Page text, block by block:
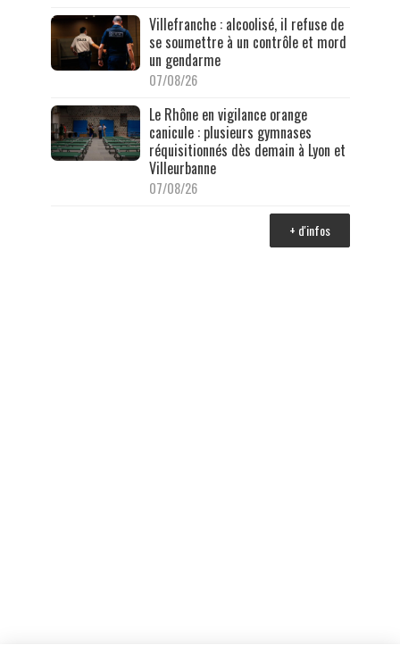
Villefranche : alcoolisé, il refuse de
se soumettre à un contrôle et mord
un gendarme
07/08/26
Le Rhône en vigilance orange
canicule : plusieurs gymnases
réquisitionnés dès demain à Lyon et
Villeurbanne
07/08/26
+ d'infos